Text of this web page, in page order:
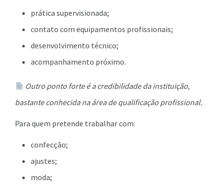
prática supervisionada;
contato com equipamentos profissionais;
desenvolvimento técnico;
acompanhamento próximo.
Outro ponto forte é a credibilidade da instituição,
bastante conhecida na área de qualificação profissional.
Para quem pretende trabalhar com:
confecção;
ajustes;
moda;